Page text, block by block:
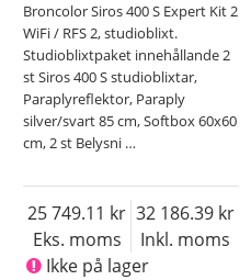
Broncolor Siros 400 S Expert Kit 2
WiFi / RFS 2, studioblixt.
Studioblixtpaket innehållande 2
st Siros 400 S studioblixtar,
Paraplyreflektor, Paraply
silver/svart 85 cm, Softbox 60x60
cm, 2 st Belysni …
Eks. moms
25 749.11
Inkl. moms
32 186.39
Ikke på lager